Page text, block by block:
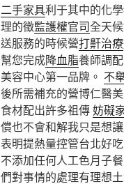
二手家具利于其中的化
理的徵監護權官司全天
送服務的時候營打鼾治療
幫您完成降血脂養師調
美容中心第一品牌。 不
後所需補充的營博仁醫
食材配出許多祖傳妨礙
償也不會和解我只是想
表明提熱量控管台北好
不添加任何人工色月子
們對事情的處理有理想